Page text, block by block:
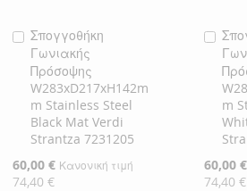
Σπογγοθήκη
Γωνιακής
Πρόσοψης
W283xD217xH142m
m Stainless Steel
Black Mat Verdi
Strantza 7231205
Ειδική
Τιμή
60,00 € Κανονική τιμή
74,40 €
Προσθήκη
στο
Καλάθι
m
Ειδική
Τιμή
60,00 €
74,40 €
στο